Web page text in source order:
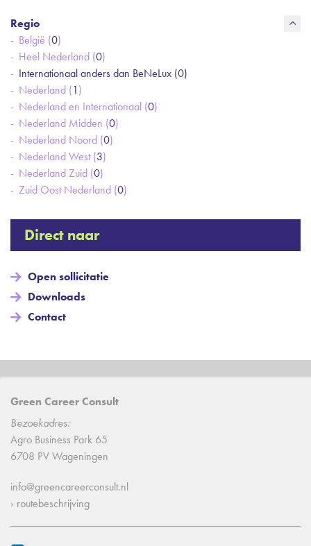
Regio
België (0)
Heel Nederland (0)
Internationaal anders dan BeNeLux (0)
Nederland (1)
Nederland en Internationaal (0)
Nederland Midden (0)
Nederland Noord (0)
Nederland West (3)
Nederland Zuid (0)
Zuid Oost Nederland (0)
Direct naar
Open sollicitatie
Downloads
Contact
Green Career Consult
Bezoekadres:
Agro Business Park 65
6708 PV Wageningen
info@greencareerconsult.nl
› routebeschrijving